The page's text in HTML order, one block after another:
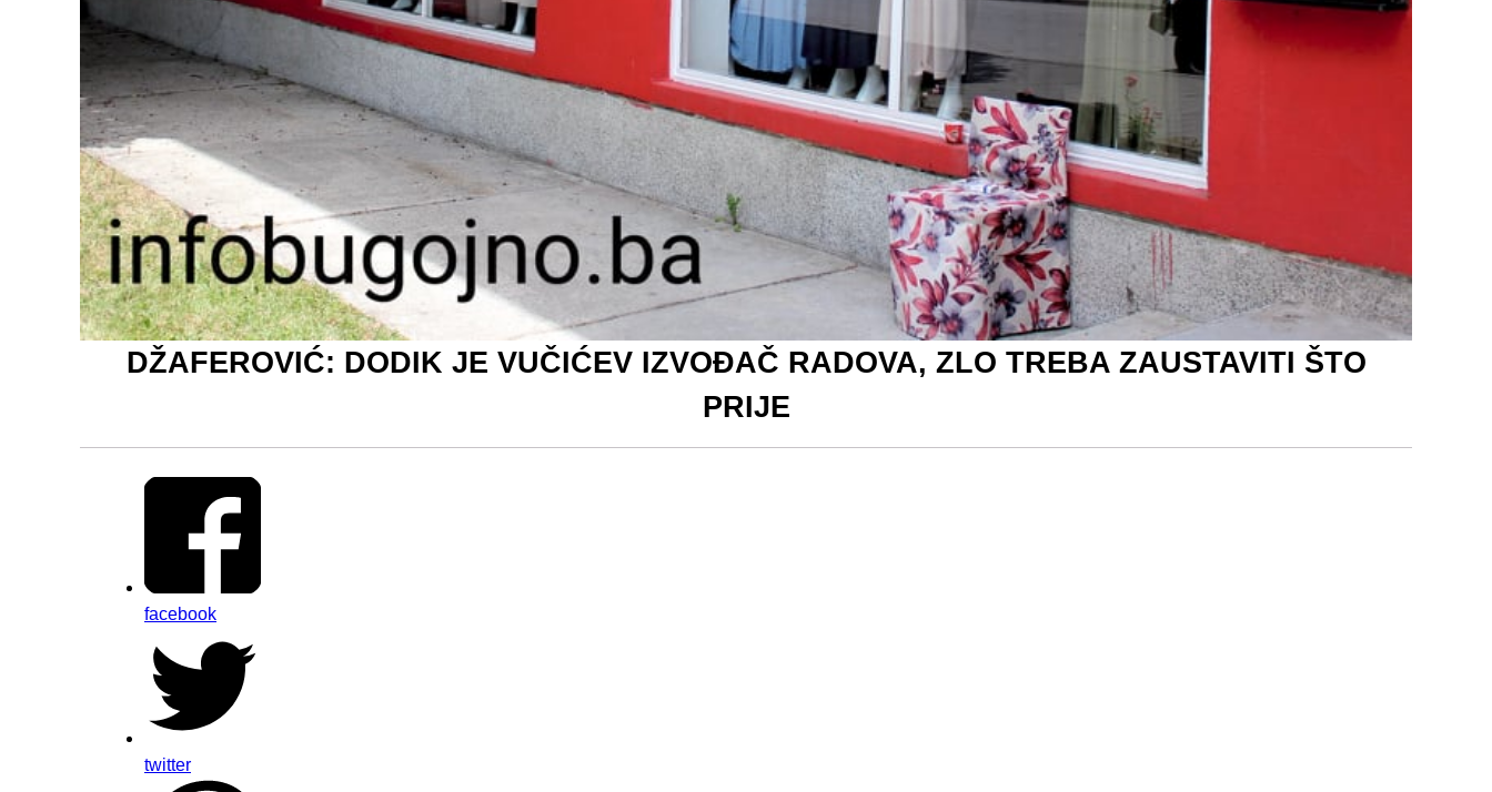
DŽAFEROVIĆ: DODIK JE VUČIĆEV IZVOĐAČ RADOVA, ZLO TREBA ZAUSTAVITI ŠTO
PRIJE
facebook
twitter